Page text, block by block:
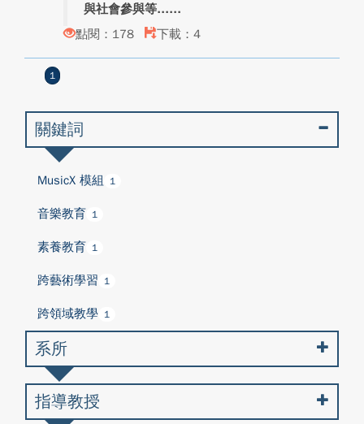
與社會參與等...
點閱：178
下載：4
1
關鍵詞
MusicX 模組 1
⾳樂教育 1
素養教育 1
跨藝術學習 1
跨領域教學 1
系所
指導教授